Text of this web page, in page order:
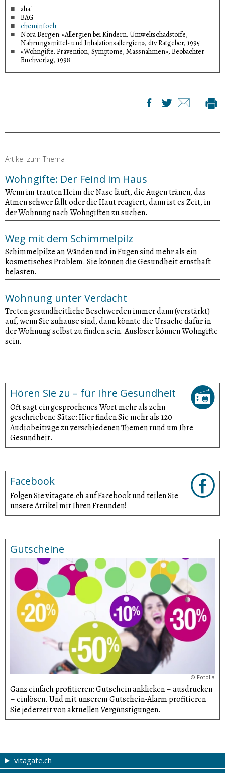
aha!
BAG
cheminfo.ch
Nora Bergen: «Allergien bei Kindern. Umweltschadstoffe,
Nahrungsmittel- und Inhalationsallergien», dtv Ratgeber, 1995
«Wohngifte. Prävention, Symptome, Massnahmen», Beobachter
Buchverlag, 1998
Artikel zum Thema
Wohngifte: Der Feind im Haus
Wenn im trauten Heim die Nase läuft, die Augen tränen, das
Atmen schwer fällt oder die Haut reagiert, dann ist es Zeit, in
der Wohnung nach Wohngiften zu suchen.
Weg mit dem Schimmelpilz
Schimmelpilze an Wänden und in Fugen sind mehr als ein
kosmetisches Problem. Sie können die Gesundheit ernsthaft
belasten.
Wohnung unter Verdacht
Treten gesundheitliche Beschwerden immer dann (verstärkt)
auf, wenn Sie zuhause sind, dann könnte die Ursache dafür in
der Wohnung selbst zu finden sein. Auslöser können Wohngifte
sein.
Hören Sie zu – für Ihre Gesundheit
Oft sagt ein gesprochenes Wort mehr als zehn
geschriebene Sätze: Hier finden Sie mehr als 120
Audiobeiträge zu verschiedenen Themen rund um Ihre
Gesundheit.
Facebook
Folgen Sie vitagate.ch auf Facebook und teilen Sie
unsere Artikel mit Ihren Freunden!
Gutscheine
© Fotolia
Ganz einfach profitieren: Gutschein anklicken – ausdrucken
– einlösen. Und mit unserem Gutschein-Alarm profitieren
Sie jederzeit von aktuellen Vergünsti­gungen.
vitagate.ch